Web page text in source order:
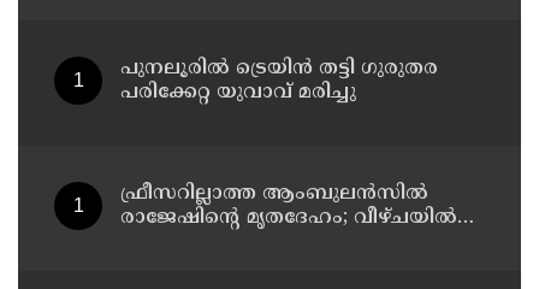
പുനലൂരിൽ ട്രെയിൻ തട്ടി ഗുരുതര
പരിക്കേറ്റ യുവാവ് മരിച്ചു
ഫ്രീസറില്ലാത്ത ആംബുലൻസിൽ
രാജേഷിൻ്റെ മൃതദേഹം; വീഴ്ചയിൽ